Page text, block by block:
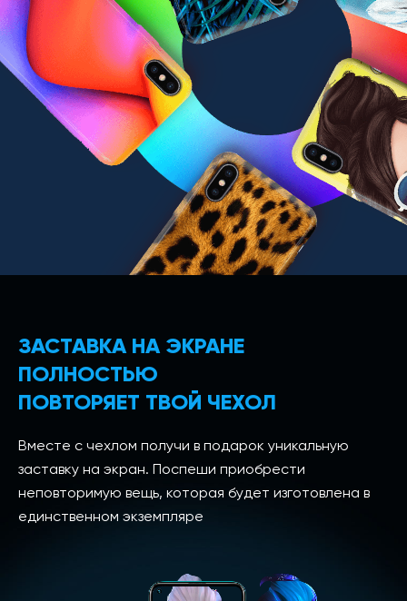
ЗАСТАВКА НА ЭКРАНЕ
ПОЛНОСТЬЮ
ПОВТОРЯЕТ ТВОЙ ЧЕХОЛ
Вместе с чехлом получи в подарок уникальную
заставку на экран. Поспеши приобрести
неповторимую вещь, которая будет изготовлена в
единственном экземпляре